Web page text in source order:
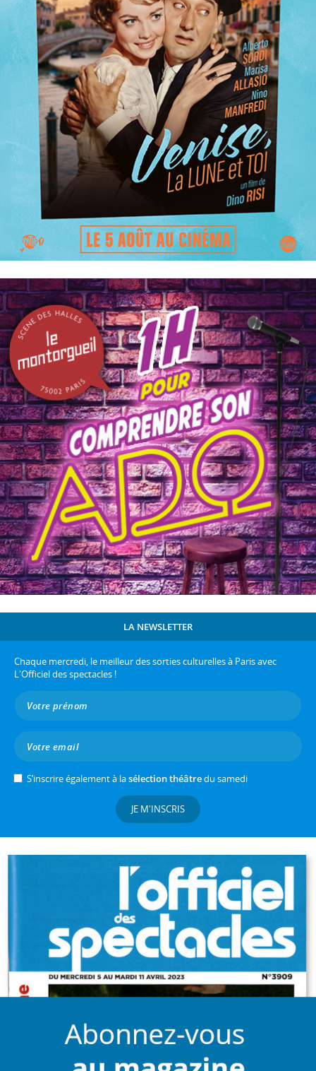
LA NEWSLETTER
Chaque mercredi, le meilleur des sorties culturelles à Paris avec
L'Officiel des spectacles !
S’inscrire également à lasélection théâtredu samedi
JE M'INSCRIS